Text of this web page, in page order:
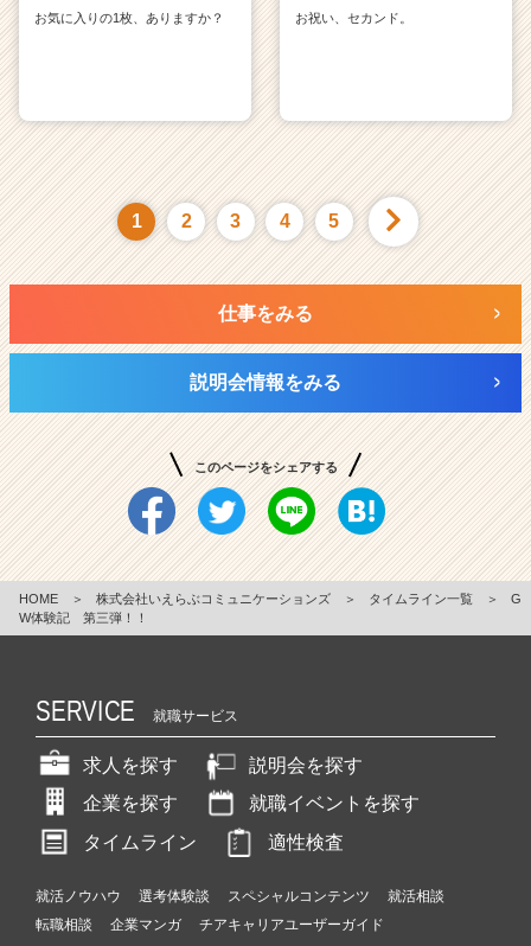
お気に入りの1枚、ありますか？
お祝い、セカンド。
1 2 3 4 5
仕事をみる
説明会情報をみる
このページをシェアする
HOME ＞ 株式会社いえらぶコミュニケーションズ ＞ タイムライン一覧 ＞
G
W体験記 第三弾！！
SERVICE 就職サービス
求人を探す
説明会を探す
企業を探す
就職イベントを探す
タイムライン
適性検査
就活ノウハウ 選考体験談 スペシャルコンテンツ
就活相談
転職相談
企業マンガ チアキャリアユーザーガイド